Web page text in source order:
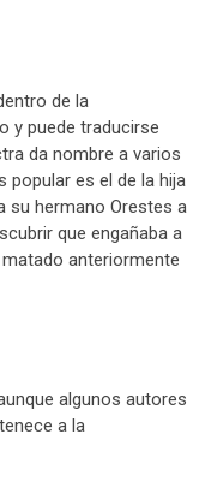
de la
y puede traducirse
da nombre a varios
popular es el de la hija
su hermano Orestes a
que engañaba a
anteriormente
algunos autores
a la